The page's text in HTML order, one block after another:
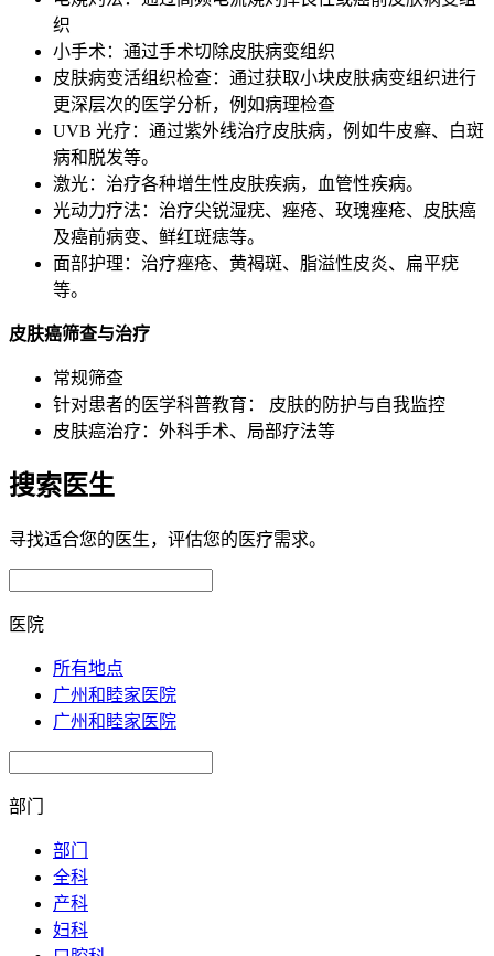
织
小手术：通过手术切除皮肤病变组织
皮肤病变活组织检查：通过获取小块皮肤病变组织进行
更深层次的医学分析，例如病理检查
UVB 光疗：通过紫外线治疗皮肤病，例如牛皮癣、白斑
病和脱发等。
激光：治疗各种增生性皮肤疾病，血管性疾病。
光动力疗法：治疗尖锐湿疣、痤疮、玫瑰痤疮、皮肤癌
及癌前病变、鲜红斑痣等。
面部护理：治疗痤疮、黄褐斑、脂溢性皮炎、扁平疣
等。
皮肤癌筛查与治疗
常规筛查
针对患者的医学科普教育： 皮肤的防护与自我监控
皮肤癌治疗：外科手术、局部疗法等
搜索医生
寻找适合您的医生，评估您的医疗需求。
医院
所有地点
广州和睦家医院
广州和睦家医院
部门
部门
全科
产科
妇科